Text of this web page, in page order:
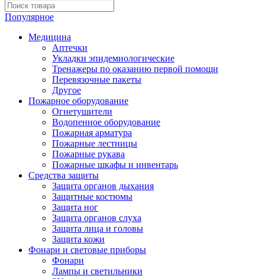
Популярное
Медицина
Аптечки
Укладки эпидемиологические
Тренажеры по оказанию первой помощи
Перевязочные пакеты
Другое
Пожарное оборудование
Огнетушители
Водопенное оборудование
Пожарная арматура
Пожарные лестницы
Пожарные рукава
Пожарные шкафы и инвентарь
Средства защиты
Защита органов дыхания
Защитные костюмы
Защита ног
Защита органов слуха
Защита лица и головы
Защита кожи
Фонари и световые приборы
Фонари
Лампы и светильники